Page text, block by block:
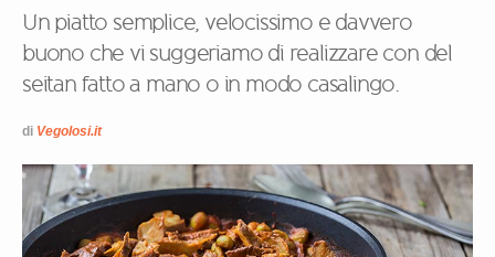
Un piatto semplice, velocissimo e davvero
buono che vi suggeriamo di realizzare con del
seitan fatto a mano o in modo casalingo.
di Vegolosi.it